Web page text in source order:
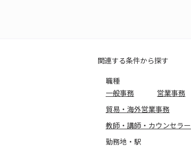
関連する条件から探す
職種
一般事務
営業事務
貿易・海外営業事務
教師・講師・カウンセラー
勤務地・駅